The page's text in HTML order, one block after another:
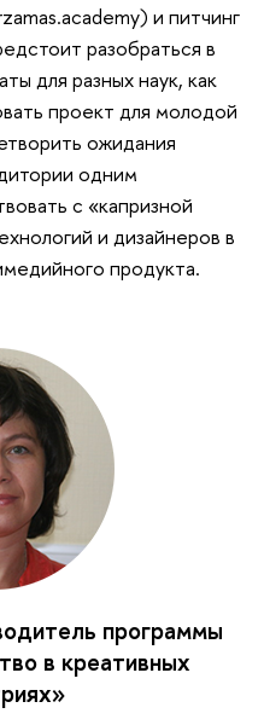
и питчинг
разобраться в
для разных наук, как
проект для молодой
ожидания
одним
с «капризной
и дизайнеров в
продукта.
программы
в креативных